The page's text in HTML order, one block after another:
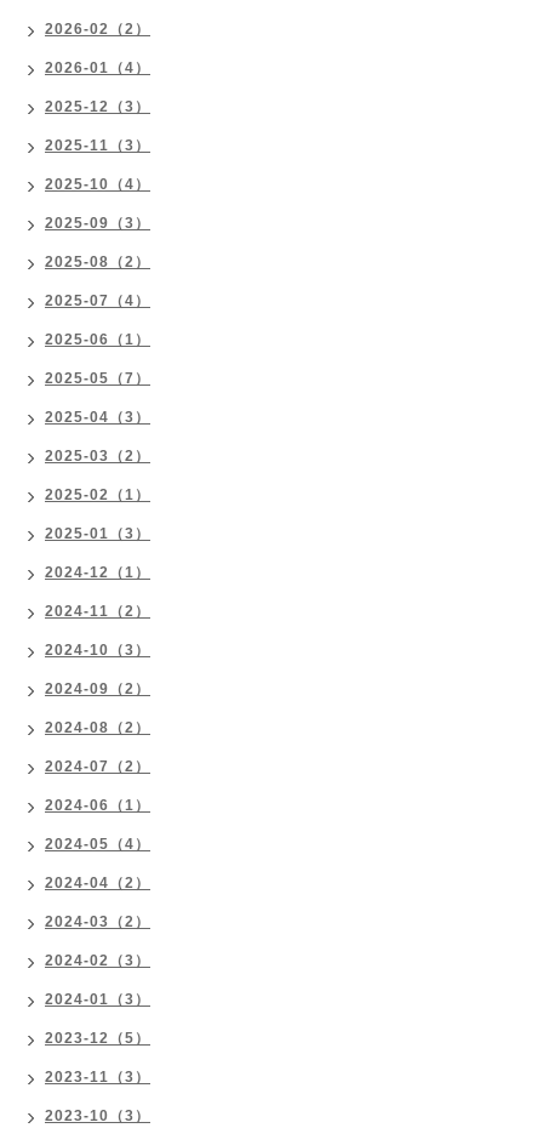
2026-02（2）
2026-01（4）
2025-12（3）
2025-11（3）
2025-10（4）
2025-09（3）
2025-08（2）
2025-07（4）
2025-06（1）
2025-05（7）
2025-04（3）
2025-03（2）
2025-02（1）
2025-01（3）
2024-12（1）
2024-11（2）
2024-10（3）
2024-09（2）
2024-08（2）
2024-07（2）
2024-06（1）
2024-05（4）
2024-04（2）
2024-03（2）
2024-02（3）
2024-01（3）
2023-12（5）
2023-11（3）
2023-10（3）